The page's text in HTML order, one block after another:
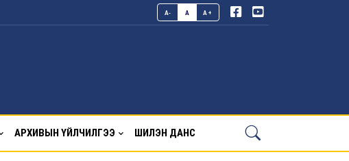
A- A A+
АРХИВЫН ҮЙЛЧИЛГЭЭ ШИЛЭН ДАНС